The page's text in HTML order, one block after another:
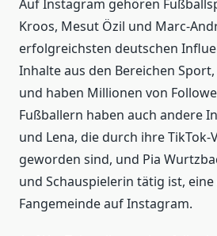
Auf Instagram gehören
Kroos, Mesut Özil und Marc-
erfolgreichsten deutschen
Inhalte aus den Bereichen
und haben Millionen von
Fußballern haben auch andere
und Lena, die durch ihre
geworden sind, und Pia
und Schauspielerin tätig ist,
Fangemeinde auf Instagram.